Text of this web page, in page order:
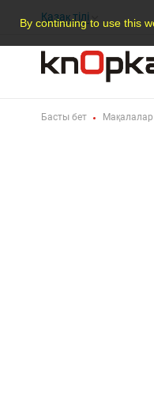
By continuing to use this
Қазақ тілі
Басты бет Мақалалар